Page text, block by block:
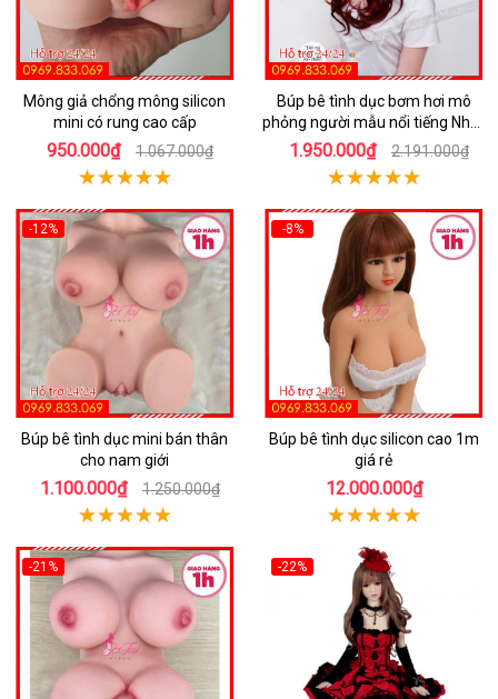
Mông giả chổng mông silicon
mini có rung cao cấp
950.000₫ 1.067.000₫
Búp bê tình dục bơm hơi mô
phỏng người mẫu nổi tiếng Nhật
Bản
1.950.000₫ 2.191.000₫
-12%
Búp bê tình dục mini bán thân
cho nam giới
1.100.000₫ 1.250.000₫
-8%
Búp bê tình dục silicon cao 1m
giá rẻ
12.000.000₫
-21% -22%